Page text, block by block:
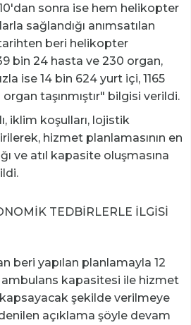
sonra ise hem helikopter
sağlandığı anımsatılan
beri helikopter
bin 24 hasta ve 230 organ,
ise 14 bin 624 yurt içi, 1165
organ taşınmıştır" bilgisi verildi.
iklim koşulları, lojistik
hizmet planlamasının en
ve atıl kapasite oluşmasına
TEDBİRLERLE İLGİSİ
beri yapılan planlamayla 12
kapasitesi ile hizmet
şekilde verilmeye
açıklama şöyle devam